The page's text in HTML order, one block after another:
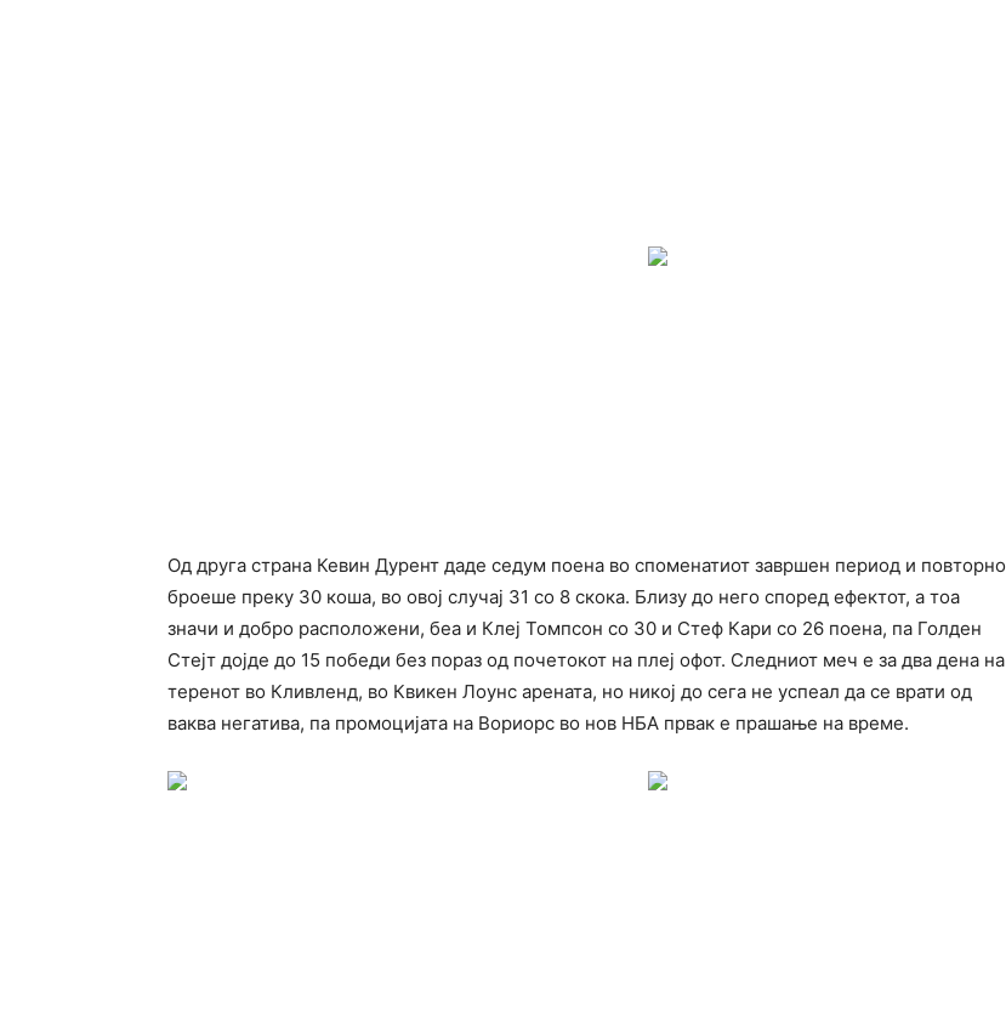
Од друга страна Кевин Дурент даде седум поена во споменатиот завршен период и повторно
броеше преку 30 коша, во овој случај 31 со 8 скока. Близу до него според ефектот, а тоа
значи и добро расположени, беа и Клеј Томпсон со 30 и Стеф Кари со 26 поена, па Голден
Стејт дојде до 15 победи без пораз од почетокот на плеј офот. Следниот меч е за два дена на
теренот во Кливленд, во Квикен Лоунс арената, но никој до сега не успеал да се врати од
ваква негатива, па промоцијата на Вориорс во нов НБА првак е прашање на време.